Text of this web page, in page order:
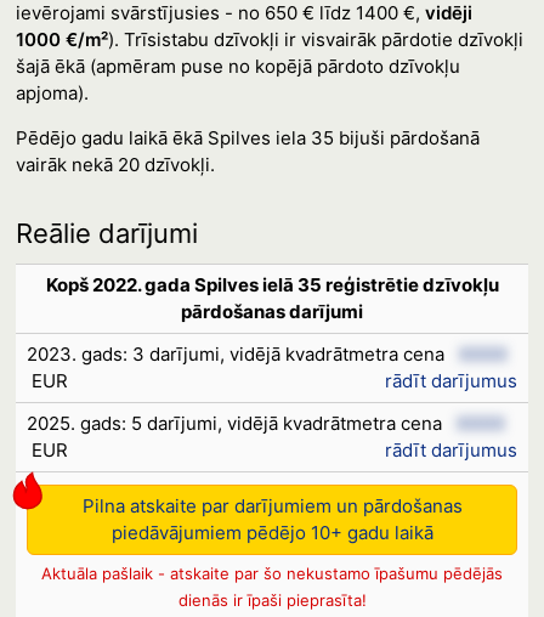
ievērojami svārstījusies - no 650 € līdz 1400 €, vidēji
1000 €/m²). Trīsistabu dzīvokļi ir visvairāk pārdotie dzīvokļi
šajā ēkā (apmēram puse no kopējā pārdoto dzīvokļu
apjoma).
Pēdējo gadu laikā ēkā Spilves iela 35 bijuši pārdošanā
vairāk nekā 20 dzīvokļi.
Reālie darījumi
Kopš 2022. gada Spilves ielā 35 reģistrētie dzīvokļu
pārdošanas darījumi
2023. gads: 3 darījumi, vidējā kvadrātmetra cena
XXXX
EUR
rādīt darījumus
2025. gads: 5 darījumi, vidējā kvadrātmetra cena
XXXX
EUR
rādīt darījumus
Pilna atskaite par darījumiem un pārdošanas
piedāvājumiem pēdējo 10+ gadu laikā
Aktuāla pašlaik - atskaite par šo nekustamo īpašumu pēdējās
dienās ir īpaši pieprasīta!